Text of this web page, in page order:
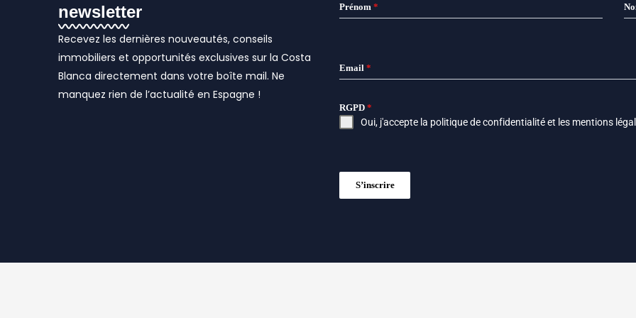
newsletter
Recevez les dernières nouveautés, conseils
immobiliers et opportunités exclusives sur la Costa
Blanca directement dans votre boîte mail. Ne
manquez rien de l’actualité en Espagne !
Prénom *
Email *
RGPD *
Oui, j'accepte la politique de confidentialitéet les mentions
S’inscrire